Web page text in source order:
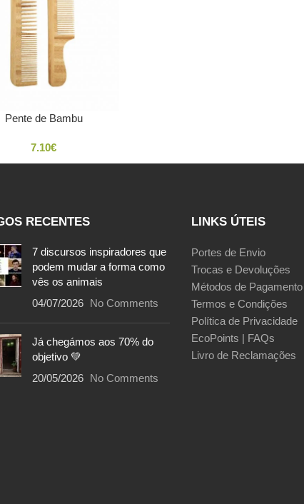
Pente de Bambu
7.10€
RECENTES
7 discursos inspiradores que
podem mudar a forma como
vês os animais
04/07/2026 No Comments
Já chegámos aos 70% do
objetivo 💚
20/05/2026 No Comments
LINKS ÚTEIS
Portes de Envio
Trocas e Devoluções
Métodos de Pagamento
Termos e Condições
Política de Privacidade
EcoPoints | FAQs
Livro de Reclamações